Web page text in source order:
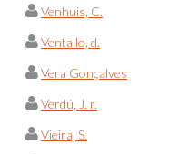
Venhuis, C.
Ventallo, d.
Vera Gonçalves
Verdú, J. r.
Vieira, S.